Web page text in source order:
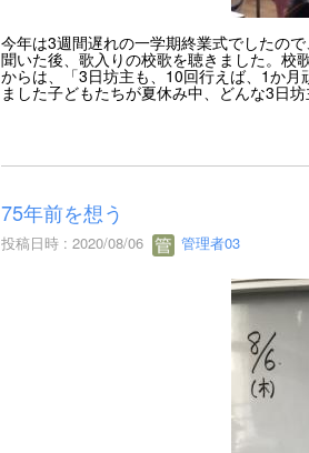
今年は3週間遅れの一学期終業式でしたの
聞いた後、歌入りの校歌を聴きました。校
からは、「3日坊主も、10回行えば、1か
ました子どもたちが夏休み中、どんな3日
75年前を想う
投稿日時 : 2020/08/06 管理者03